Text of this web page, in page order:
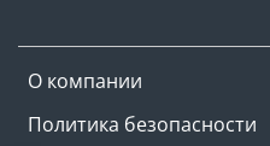
О компании
Политика безопасности